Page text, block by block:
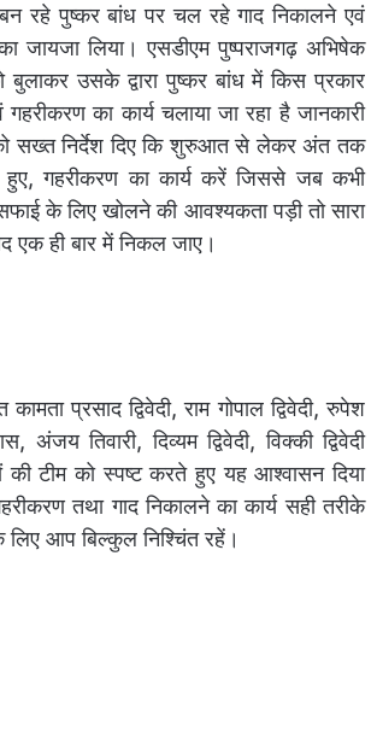
बन रहे पुष्कर बांध पर चल रहे गाद निकालने एवं
जायजा लिया। एसडीएम पुष्पराजगढ़ अभिषेक
बुलाकर उसके द्वारा पुष्कर बांध में किस प्रकार
का कार्य चलाया जा रहा है जानकारी
सख्त निर्देश दिए कि शुरुआत से लेकर अंत तक
हुए, गहरीकरण का कार्य करें जिससे जब कभी
के लिए खोलने की आवश्यकता पड़ी तो सारा
एक ही बार में निकल जाए।
प्रसाद द्विवेदी, राम गोपाल द्विवेदी, रुपेश
अंजय तिवारी, दिव्यम द्विवेदी, विक्की द्विवेदी
की टीम को स्पष्ट करते हुए यह आश्वासन दिया
तथा गाद निकालने का कार्य सही तरीके
लिए आप बिल्कुल निश्चिंत रहें।